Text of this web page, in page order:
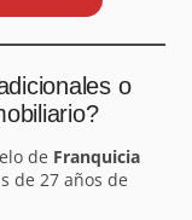
o
de Franquicia
de 27 años de